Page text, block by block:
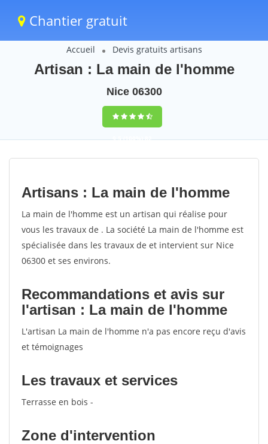
Chantier gratuit
Accueil Devis gratuits artisans
Artisan : La main de l'homme
Nice 06300
9,5(100%)82
votes
Artisans : La main de l'homme
La main de l'homme est un artisan qui réalise pour
vous les travaux de . La société La main de l'homme est
spécialisée dans les travaux de et intervient sur Nice
06300 et ses environs.
Recommandations et avis sur
l'artisan : La main de l'homme
L'artisan La main de l'homme n'a pas encore reçu d'avis
et témoignages
Les travaux et services
Terrasse en bois -
Zone d'intervention